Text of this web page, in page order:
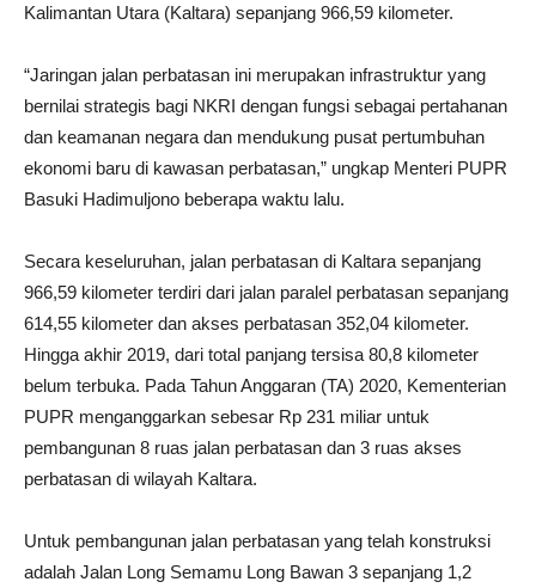
Kalimantan Utara (Kaltara) sepanjang 966,59 kilometer.
“Jaringan jalan perbatasan ini merupakan infrastruktur yang
bernilai strategis bagi NKRI dengan fungsi sebagai pertahanan
dan keamanan negara dan mendukung pusat pertumbuhan
ekonomi baru di kawasan perbatasan,” ungkap Menteri PUPR
Basuki Hadimuljono beberapa waktu lalu.
Secara keseluruhan, jalan perbatasan di Kaltara sepanjang
966,59 kilometer terdiri dari jalan paralel perbatasan sepanjang
614,55 kilometer dan akses perbatasan 352,04 kilometer.
Hingga akhir 2019, dari total panjang tersisa 80,8 kilometer
belum terbuka. Pada Tahun Anggaran (TA) 2020, Kementerian
PUPR menganggarkan sebesar Rp 231 miliar untuk
pembangunan 8 ruas jalan perbatasan dan 3 ruas akses
perbatasan di wilayah Kaltara.
Untuk pembangunan jalan perbatasan yang telah konstruksi
adalah Jalan Long Semamu Long Bawan 3 sepanjang 1,2